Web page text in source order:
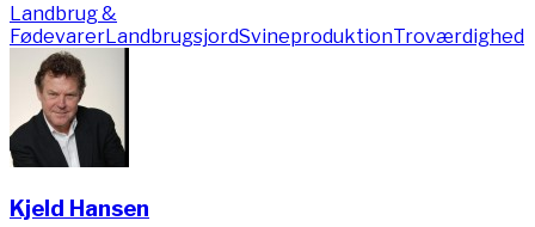
Landbrug &
FødevarerLandbrugsjordSvineproduktionTroværdighed
Kjeld Hansen